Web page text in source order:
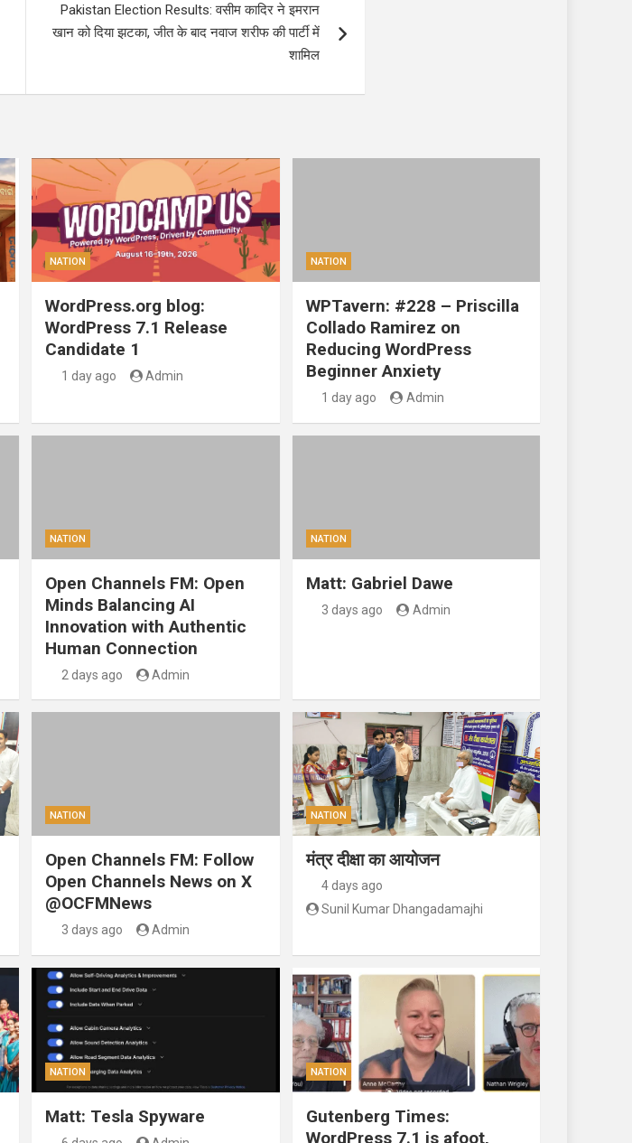
Pakistan Election Results: वसीम कादिर ने इमरान
खान को दिया झटका, जीत के बाद नवाज शरीफ की पार्टी में
शामिल
NATION
WordPress.org blog:
WordPress 7.1 Release
Candidate 1
1 day ago Admin
NATION
WPTavern: #228 – Priscilla
Collado Ramirez on
Reducing WordPress
Beginner Anxiety
1 day ago Admin
NATION
Open Channels FM: Open
Minds Balancing AI
Innovation with Authentic
Human Connection
2 days ago Admin
NATION
Matt: Gabriel Dawe
3 days ago Admin
NATION
Open Channels FM: Follow
Open Channels News on X
@OCFMNews
3 days ago Admin
NATION
मंत्र दीक्षा का आयोजन
4 days ago
Sunil Kumar Dhangadamajhi
NATION
Matt: Tesla Spyware
NATION
Gutenberg Times:
WordPress 7.1 is afoot,